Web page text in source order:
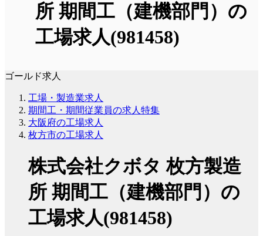
所 期間工（建機部門）の
工場求人(981458)
ゴールド求人
工場・製造業求人
期間工・期間従業員の求人特集
大阪府の工場求人
枚方市の工場求人
株式会社クボタ 枚方製造
所 期間工（建機部門）の
工場求人(981458)